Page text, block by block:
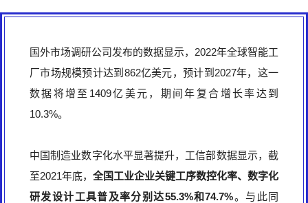
国外市场调研公司发布的数据显示，2022年全球智能工
厂市场规模预计达到862亿美元，预计到2027年，这一
数据将增至1409亿美元，期间年复合增长率达到
10.3%。
中国制造业数字化水平显著提升，工信部数据显示，截
至2021年底， 全国工业企业关键工序数控化率、数字化
研发设计工具普及率分别达55.3%和74.7%。与此同